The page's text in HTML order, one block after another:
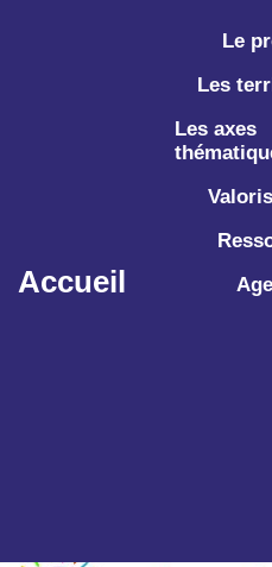
Aller au contenu principal
Accueil
Le
Les
Les axes